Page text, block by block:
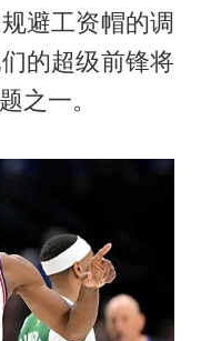
避工资帽的调
的超级前锋将
之一。